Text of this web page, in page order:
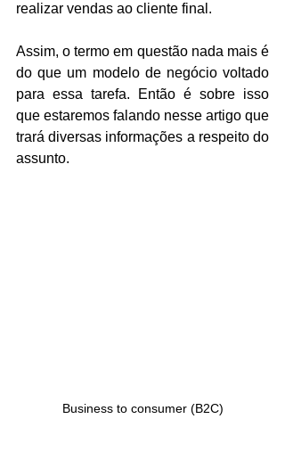
realizar vendas ao cliente final.
Assim, o termo em questão nada mais é
do que um modelo de negócio voltado
para essa tarefa. Então é sobre isso
que estaremos falando nesse artigo que
trará diversas informações a respeito do
assunto.
Business to consumer (B2C)